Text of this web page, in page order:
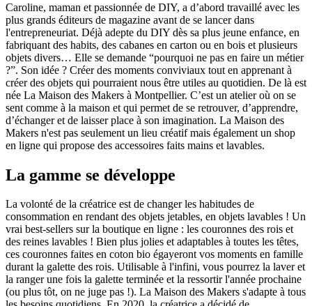
Caroline, maman et passionnée de DIY, a d’abord travaillé avec les
plus grands éditeurs de magazine avant de se lancer dans
l'entrepreneuriat. Déjà adepte du DIY dès sa plus jeune enfance, en
fabriquant des habits, des cabanes en carton ou en bois et plusieurs
objets divers… Elle se demande “pourquoi ne pas en faire un métier
?”. Son idée ? Créer des moments conviviaux tout en apprenant à
créer des objets qui pourraient nous être utiles au quotidien. De là est
née La Maison des Makers à Montpellier. C’est un atelier où on se
sent comme à la maison et qui permet de se retrouver, d’apprendre,
d’échanger et de laisser place à son imagination. La Maison des
Makers n'est pas seulement un lieu créatif mais également un shop
en ligne qui propose des accessoires faits mains et lavables.
La gamme se développe
La volonté de la créatrice est de changer les habitudes de
consommation en rendant des objets jetables, en objets lavables ! Un
vrai best-sellers sur la boutique en ligne : les couronnes des rois et
des reines lavables ! Bien plus jolies et adaptables à toutes les têtes,
ces couronnes faites en coton bio égayeront vos moments en famille
durant la galette des rois. Utilisable à l'infini, vous pourrez la laver et
la ranger une fois la galette terminée et la ressortir l'année prochaine
(ou plus tôt, on ne juge pas !). La Maison des Makers s'adapte à tous